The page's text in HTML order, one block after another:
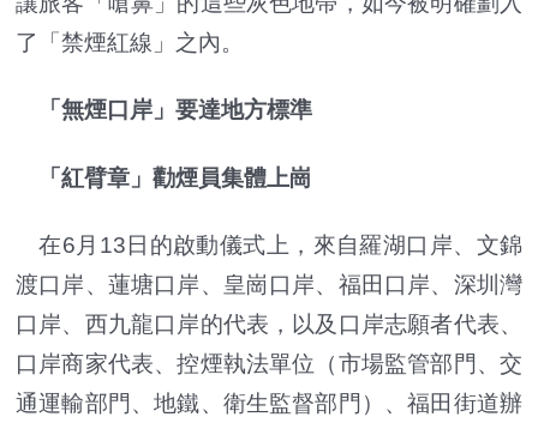
了「禁煙紅線」之內。
「無煙口岸」要達地方標準
「紅臂章」勸煙員集體上崗
在6月13日的啟動儀式上，來自羅湖口岸、文錦
渡口岸、蓮塘口岸、皇崗口岸、福田口岸、深圳灣
口岸、西九龍口岸的代表，以及口岸志願者代表、
口岸商家代表、控煙執法單位（市場監管部門、交
通運輸部門、地鐵、衛生監督部門）、福田街道辦